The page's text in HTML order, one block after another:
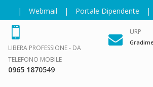
| Webmail | Portale Dipendente |
LIBERA PROFESSIONE - DA
TELEFONO MOBILE
0965 1870549
URP